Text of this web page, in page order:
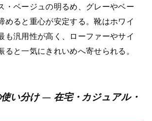
・ベージュの明るめ、グレーやベー
めると重心が安定する。靴はホワイ
も汎用性が高く、ローファーやサイ
ると一気にきれいめへ寄せられる。
い分け — 在宅・カジュアル・